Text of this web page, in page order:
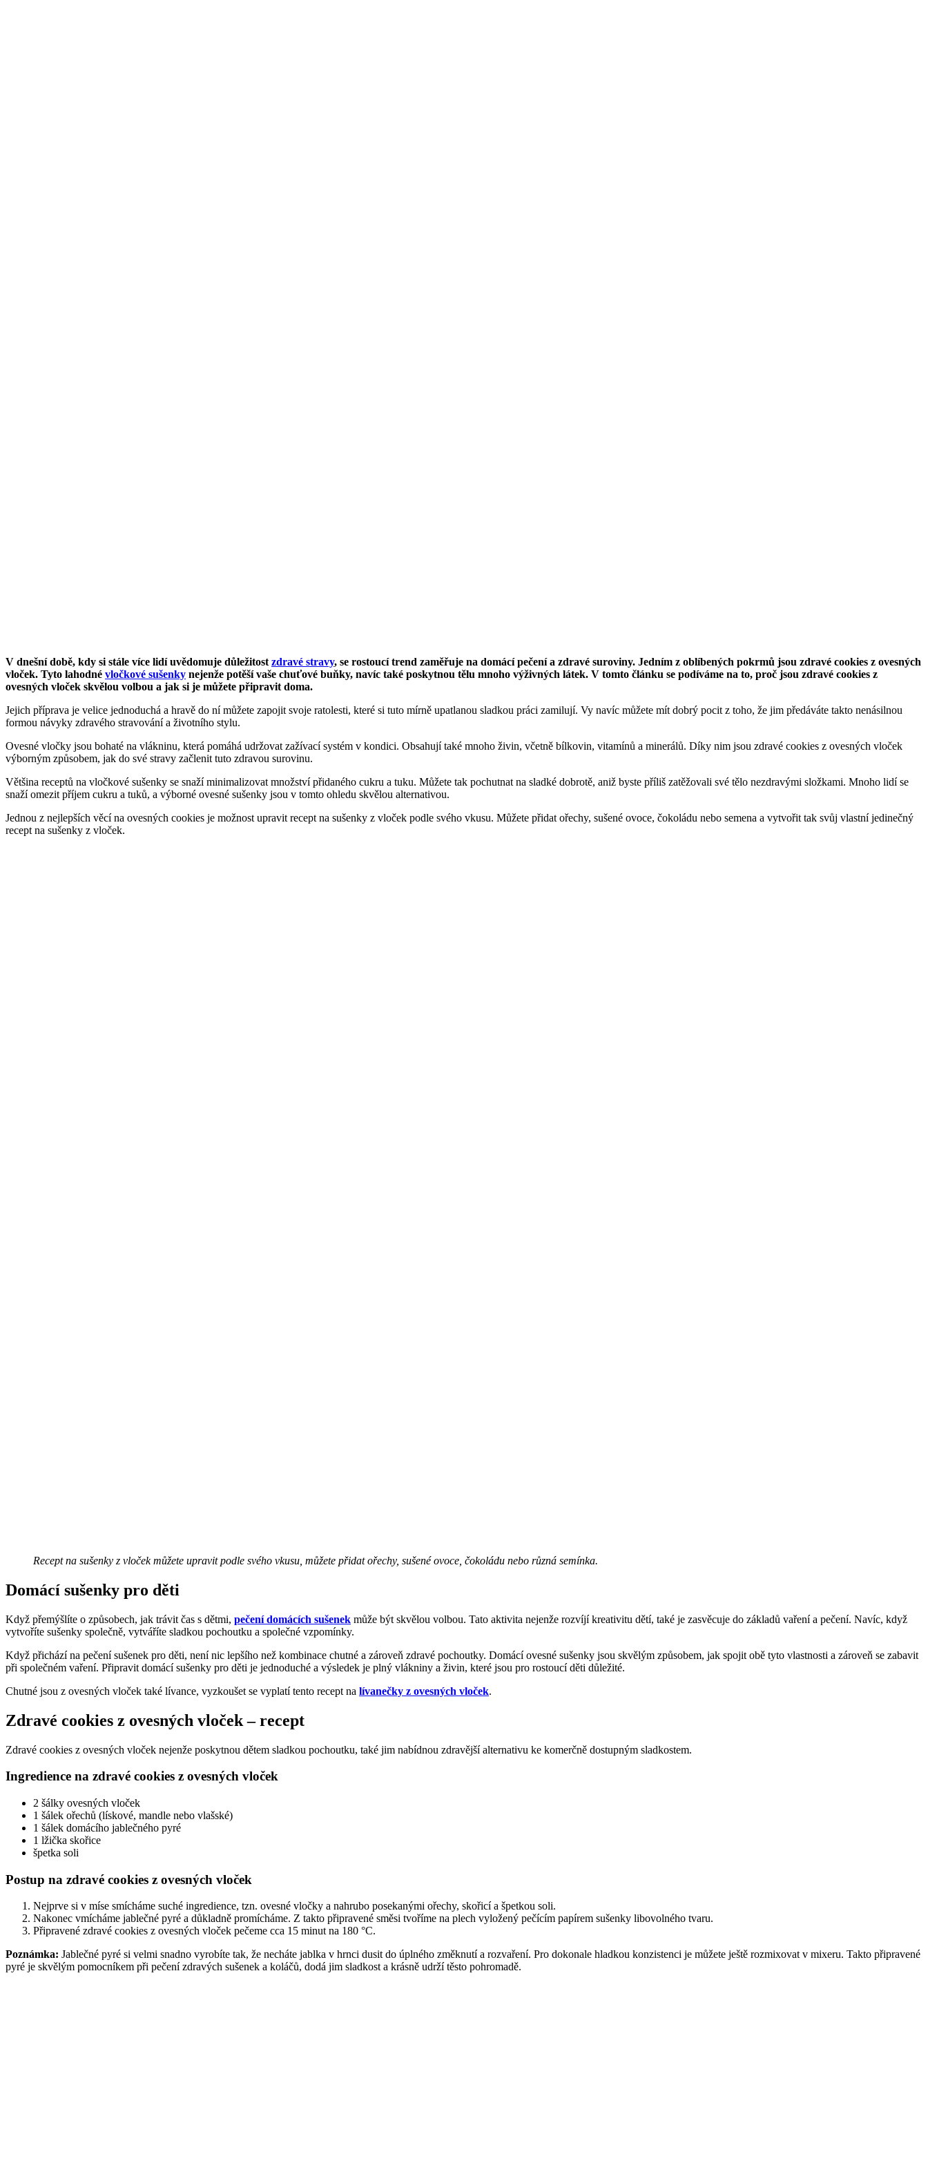
V dnešní době, kdy si stále více lidí uvědomuje důležitost zdravé stravy, se rostoucí trend zaměřuje na domácí pečení a zdravé suroviny. Jedním z oblíbených pokrmů jsou zdravé cookies z ovesných
vloček. Tyto lahodné vločkové sušenky nejenže potěší vaše chuťové buňky, navíc také poskytnou tělu mnoho výživných látek. V tomto článku se podíváme na to, proč jsou zdravé cookies z
ovesných vloček skvělou volbou a jak si je můžete připravit doma.
Jejich příprava je velice jednoduchá a hravě do ní můžete zapojit svoje ratolesti, které si tuto mírně upatlanou sladkou práci zamilují. Vy navíc můžete mít dobrý pocit z toho, že jim předáváte takto nenásilnou
formou návyky zdravého stravování a životního stylu.
Ovesné vločky jsou bohaté na vlákninu, která pomáhá udržovat zažívací systém v kondici. Obsahují také mnoho živin, včetně bílkovin, vitamínů a minerálů. Díky nim jsou zdravé cookies z ovesných vloček
výborným způsobem, jak do své stravy začlenit tuto zdravou surovinu.
Většina receptů na vločkové sušenky se snaží minimalizovat množství přidaného cukru a tuku. Můžete tak pochutnat na sladké dobrotě, aniž byste příliš zatěžovali své tělo nezdravými složkami. Mnoho lidí se
snaží omezit příjem cukru a tuků, a výborné ovesné sušenky jsou v tomto ohledu skvělou alternativou.
Jednou z nejlepších věcí na ovesných cookies je možnost upravit recept na sušenky z vloček podle svého vkusu. Můžete přidat ořechy, sušené ovoce, čokoládu nebo semena a vytvořit tak svůj vlastní jedinečný
recept na sušenky z vloček.
Recept na sušenky z vloček můžete upravit podle svého vkusu, můžete přidat ořechy, sušené ovoce, čokoládu nebo různá semínka.
Domácí sušenky pro děti
Když přemýšlíte o způsobech, jak trávit čas s dětmi, pečení domácích sušenek může být skvělou volbou. Tato aktivita nejenže rozvíjí kreativitu dětí, také je zasvěcuje do základů vaření a pečení. Navíc, když
vytvoříte sušenky společně, vytváříte sladkou pochoutku a společné vzpomínky.
Když přichází na pečení sušenek pro děti, není nic lepšího než kombinace chutné a zároveň zdravé pochoutky. Domácí ovesné sušenky jsou skvělým způsobem, jak spojit obě tyto vlastnosti a zároveň se zabavit
při společném vaření. Připravit domácí sušenky pro děti je jednoduché a výsledek je plný vlákniny a živin, které jsou pro rostoucí děti důležité.
Chutné jsou z ovesných vloček také lívance, vyzkoušet se vyplatí tento recept na lívanečky z ovesných vloček.
Zdravé cookies z ovesných vloček – recept
Zdravé cookies z ovesných vloček nejenže poskytnou dětem sladkou pochoutku, také jim nabídnou zdravější alternativu ke komerčně dostupným sladkostem.
Ingredience na zdravé cookies z ovesných vloček
2 šálky ovesných vloček
1 šálek ořechů (lískové, mandle nebo vlašské)
1 šálek domácího jablečného pyré
1 lžička skořice
špetka soli
Postup na zdravé cookies z ovesných vloček
Nejprve si v míse smícháme suché ingredience, tzn. ovesné vločky a nahrubo posekanými ořechy, skořicí a špetkou soli.
Nakonec vmícháme jablečné pyré a důkladně promícháme. Z takto připravené směsi tvoříme na plech vyložený pečícím papírem sušenky libovolného tvaru.
Připravené zdravé cookies z ovesných vloček pečeme cca 15 minut na 180 °C.
Poznámka: Jablečné pyré si velmi snadno vyrobíte tak, že necháte jablka v hrnci dusit do úplného změknutí a rozvaření. Pro dokonale hladkou konzistenci je můžete ještě rozmixovat v mixeru. Takto připravené
pyré je skvělým pomocníkem při pečení zdravých sušenek a koláčů, dodá jim sladkost a krásně udrží těsto pohromadě.